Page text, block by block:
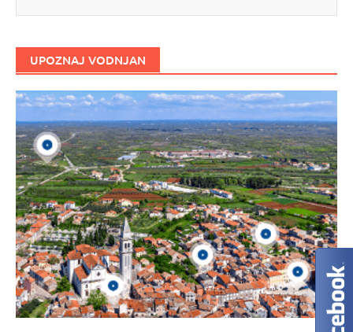
UPOZNAJ VODNJAN